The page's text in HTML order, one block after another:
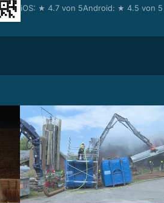
iOS: ★ 4.7 von 5Android: ★ 4.5 von 5